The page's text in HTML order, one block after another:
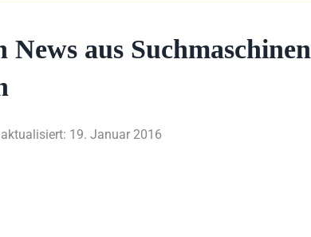
aus Suchmaschinen
19. Januar 2016